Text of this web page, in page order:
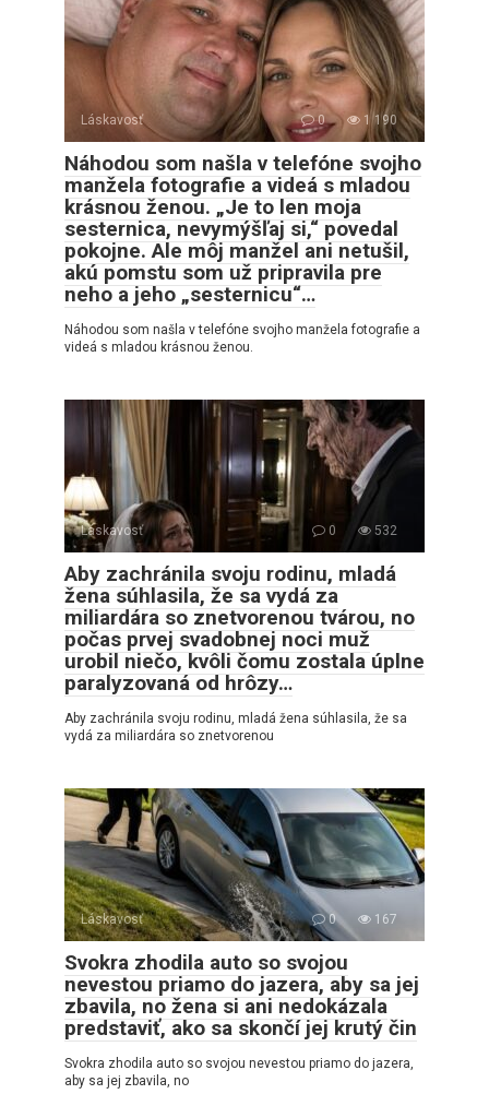
Láskavosť 0 1 190
Náhodou som našla v telefóne svojho
manžela fotografie a videá s mladou
krásnou ženou. „Je to len moja
sesternica, nevymýšľaj si,“ povedal
pokojne. Ale môj manžel ani netušil,
akú pomstu som už pripravila pre
neho a jeho „sesternicu“…
Náhodou som našla v telefóne svojho manžela fotografie a
videá s mladou krásnou ženou.
Láskavosť 0 532
Aby zachránila svoju rodinu, mladá
žena súhlasila, že sa vydá za
miliardára so znetvorenou tvárou, no
počas prvej svadobnej noci muž
urobil niečo, kvôli čomu zostala úplne
paralyzovaná od hrôzy…
Aby zachránila svoju rodinu, mladá žena súhlasila, že sa
vydá za miliardára so znetvorenou
Láskavosť 0 167
Svokra zhodila auto so svojou
nevestou priamo do jazera, aby sa jej
zbavila, no žena si ani nedokázala
predstaviť, ako sa skončí jej krutý čin
Svokra zhodila auto so svojou nevestou priamo do jazera,
aby sa jej zbavila, no